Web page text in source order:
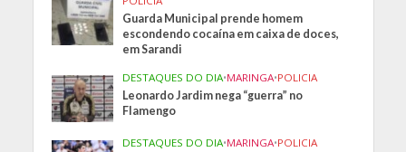
Guarda Municipal prende homem
escondendo cocaína em caixa de doces,
em Sarandi
DESTAQUES DO DIA•MARINGA•POLICIA
Leonardo Jardim nega “guerra” no
Flamengo
DESTAQUES DO DIA•MARINGA•POLICIA